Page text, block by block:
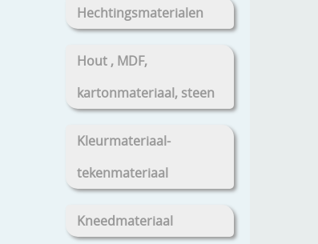
Hechtingsmaterialen
Hout , MDF,
kartonmateriaal, steen
Kleurmateriaal-
tekenmateriaal
Kneedmateriaal